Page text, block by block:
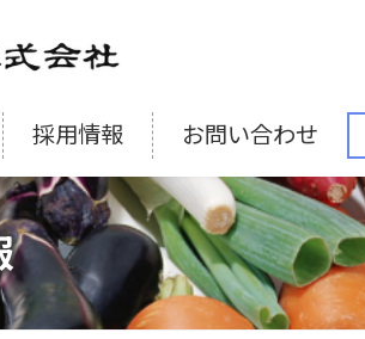
採用情報 お問い合わせ